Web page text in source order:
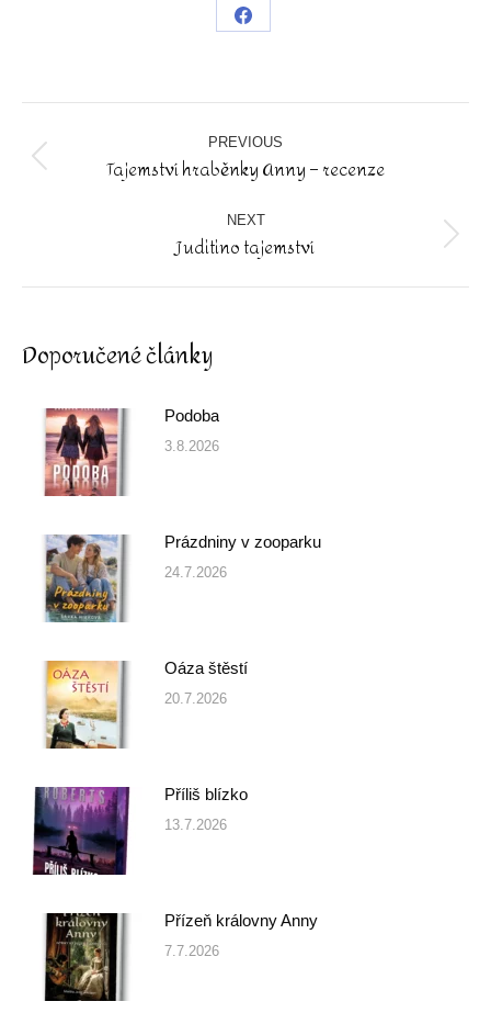
Share
Post
navigation PREVIOUS
Previous
Tajemství hraběnky Anny – recenze
NEXT
Next
Juditino tajemství
Doporučené články
Podoba
3.8.2026
Prázdniny v zooparku
24.7.2026
Oáza štěstí
20.7.2026
Příliš blízko
13.7.2026
Přízeň královny Anny
7.7.2026